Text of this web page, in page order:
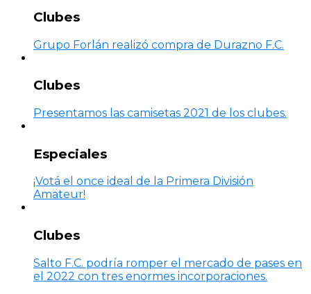
Clubes
Grupo Forlán realizó compra de Durazno F.C.
Clubes
Presentamos las camisetas 2021 de los clubes.
Especiales
¡Votá el once ideal de la Primera División
Amateur!
Clubes
Salto F.C. podría romper el mercado de pases en
el 2022 con tres enormes incorporaciones.